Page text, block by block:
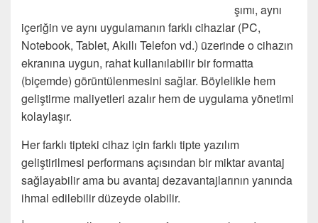
şımı, aynı
içeriğin ve aynı uygulamanın farklı cihazlar (PC,
Notebook, Tablet, Akıllı Telefon vd.) üzerinde o cihazın
ekranına uygun, rahat kullanılabilir bir formatta
(biçemde) görüntülenmesini sağlar. Böylelikle hem
geliştirme maliyetleri azalır hem de uygulama yönetimi
kolaylaşır.
Her farklı tipteki cihaz için farklı tipte yazılım
geliştirilmesi performans açısından bir miktar avantaj
sağlayabilir ama bu avantaj dezavantajlarının yanında
ihmal edilebilir düzeyde olabilir.